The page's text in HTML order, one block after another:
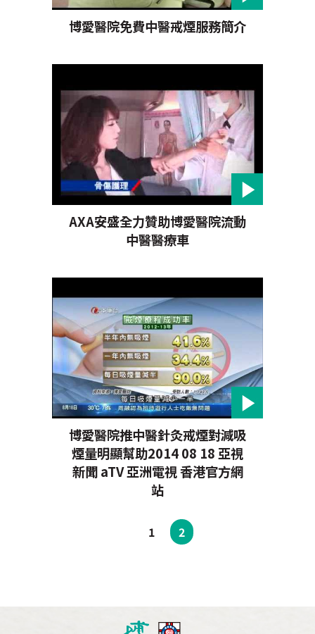
博愛醫院免費中醫戒煙服務簡介
AXA安盛全力贊助博愛醫院流動
中醫醫療車
博愛醫院推中醫針灸戒煙對減吸
煙量明顯幫助2014 08 18 亞視
新聞 aTV 亞洲電視 香港官方網
站
1 2